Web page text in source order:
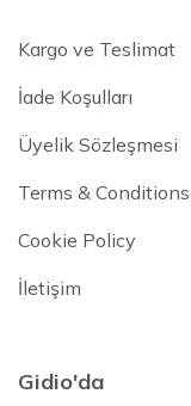
Kargo ve Teslimat
İade Koşulları
Üyelik Sözleşmesi
Terms & Conditions
Cookie Policy
İletişim
Gidio'da